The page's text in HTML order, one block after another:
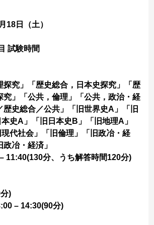
18日（土）
試験時間
探究」「歴史総合，日本史探究」「歴
究」「公共，倫理」「公共，政治・経
歴史総合／公共」「旧世界史A」「旧
史A」「旧日本史B」「旧地理A」
現代社会」「旧倫理」「旧政冶・経
冶・経済」
11:40(130分、うち解答時間120分)
)
– 14:30(90分)